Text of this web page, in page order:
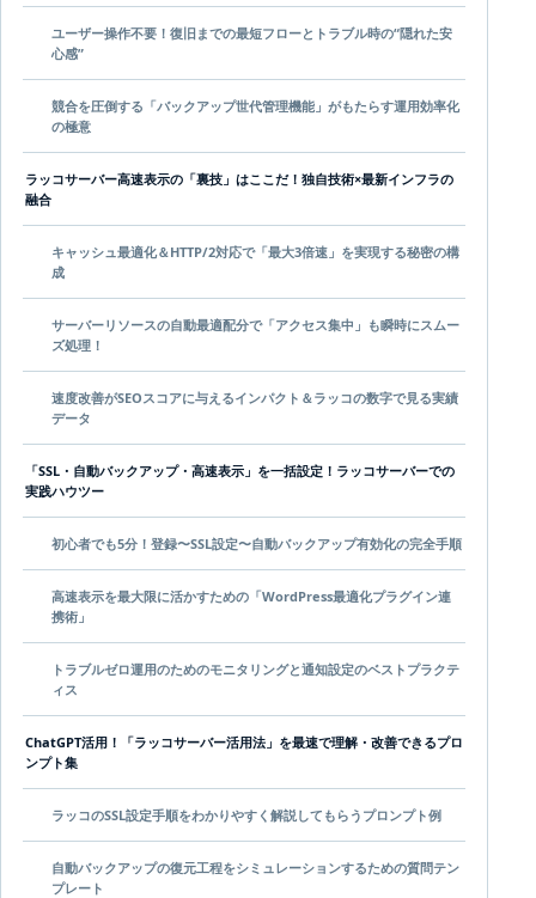
ユーザー操作不要！復旧までの最短フローとトラブル時の“隠れた安
心感”
競合を圧倒する「バックアップ世代管理機能」がもたらす運用効率化
の極意
ラッコサーバー高速表示の「裏技」はここだ！独自技術×最新インフラの
融合
キャッシュ最適化＆HTTP/2対応で「最大3倍速」を実現する秘密の構
成
サーバーリソースの自動最適配分で「アクセス集中」も瞬時にスムー
ズ処理！
速度改善がSEOスコアに与えるインパクト＆ラッコの数字で見る実績
データ
「SSL・自動バックアップ・高速表示」を一括設定！ラッコサーバーでの
実践ハウツー
初心者でも5分！登録〜SSL設定〜自動バックアップ有効化の完全手順
高速表示を最大限に活かすための「WordPress最適化プラグイン連
携術」
トラブルゼロ運用のためのモニタリングと通知設定のベストプラクテ
ィス
ChatGPT活用！「ラッコサーバー活用法」を最速で理解・改善できるプロ
ンプト集
ラッコのSSL設定手順をわかりやすく解説してもらうプロンプト例
自動バックアップの復元工程をシミュレーションするための質問テン
プレート